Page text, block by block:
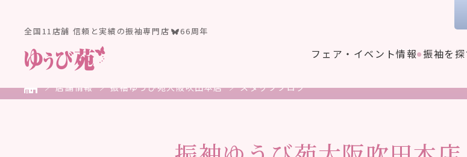
全国11店舗 信頼と実績の振袖専門店 66周年
フェア・イベント情報 振袖を
店舗情報 振袖ゆうび苑大阪吹田本店 スタッフブログ